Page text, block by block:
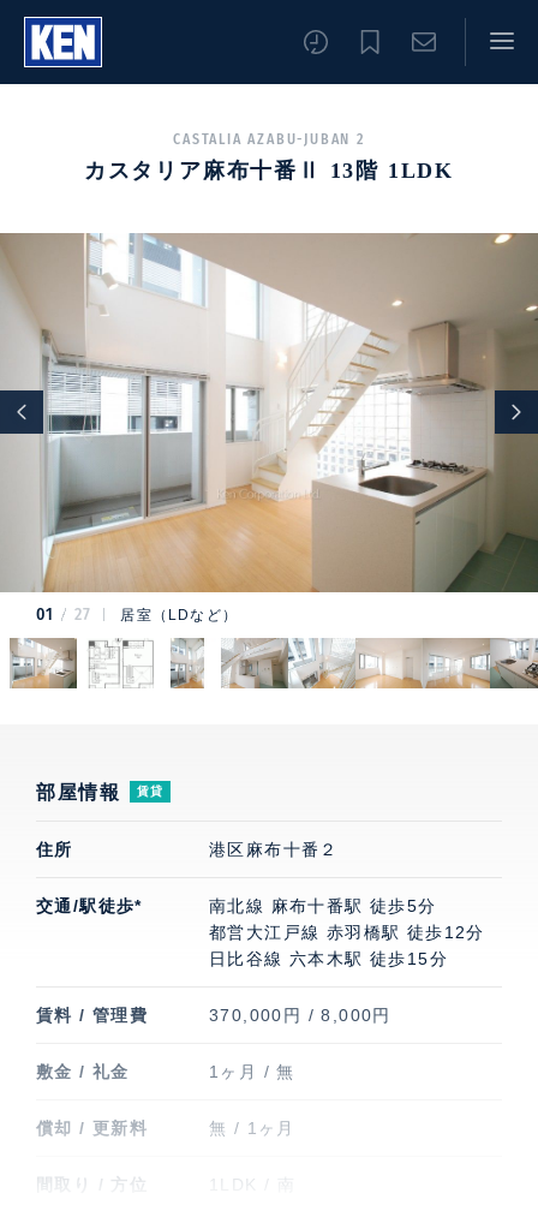
CASTALIA AZABU-JUBAN 2
カスタリア麻布十番Ⅱ 13階 1LDK
01 27 居室（LDなど）
部屋情報 賃貸
住所 港区麻布十番２
交通/駅徒歩*
南北線 麻布十番駅 徒歩5分
都営大江戸線 赤羽橋駅 徒歩12分
日比谷線 六本木駅 徒歩15分
賃料 / 管理費 370,000円 / 8,000円
敷金 / 礼金 1ヶ月 / 無
償却 / 更新料 無 / 1ヶ月
間取り / 方位 1LDK / 南